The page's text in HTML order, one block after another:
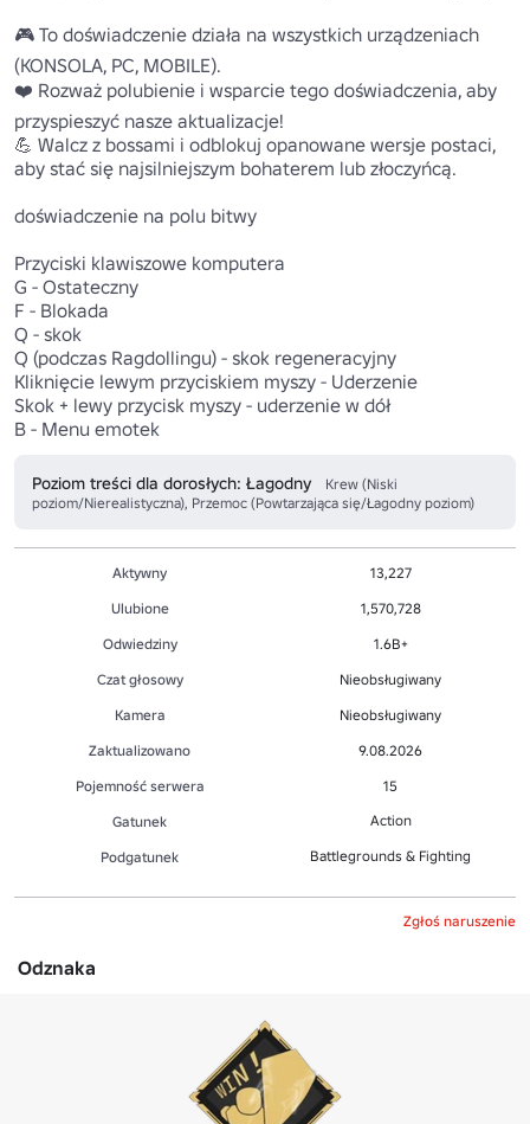
🎮 To doświadczenie działa na wszystkich urządzeniach
(KONSOLA, PC, MOBILE).
❤️ Rozważ polubienie i wsparcie tego doświadczenia, aby
przyspieszyć nasze aktualizacje!
💪 Walcz z bossami i odblokuj opanowane wersje postaci,
aby stać się najsilniejszym bohaterem lub złoczyńcą.
doświadczenie na polu bitwy
Przyciski klawiszowe komputera
G - Ostateczny
F - Blokada
Q - skok
Q (podczas Ragdollingu) - skok regeneracyjny
Kliknięcie lewym przyciskiem myszy - Uderzenie
Skok + lewy przycisk myszy - uderzenie w dół
B - Menu emotek
Poziom treści dla dorosłych: Łagodny
Krew (Niski
poziom/Nierealistyczna), Przemoc (Powtarzająca się/Łagodny poziom)
Aktywny
13,227
Ulubione
1,570,728
Odwiedziny
1.6B+
Czat głosowy
Nieobsługiwany
Kamera
Nieobsługiwany
Zaktualizowano
9.08.2026
Pojemność serwera
15
Gatunek
Action
Podgatunek Battlegrounds & Fighting
Zgłoś naruszenie
Odznaka